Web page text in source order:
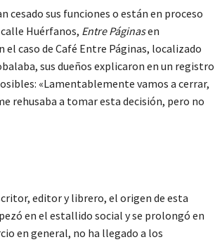
sus funciones o están en proceso
Huérfanos, Entre Páginasen
el caso de Café Entre Páginas, localizado
sus dueños explicaron en un registro
«Lamentablemente vamos a cerrar,
rehusaba a tomar esta decisión, pero no
editor y librero, el origen de esta
en el estallido social y se prolongó en
en general, no ha llegado a los